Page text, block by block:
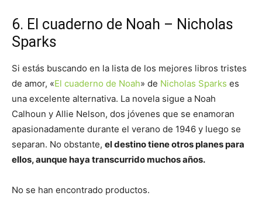
6. El cuaderno de Noah – Nicholas
Sparks
Si estás buscando en la lista de los mejores libros tristes
de amor, «El cuaderno de Noah» de Nicholas Sparks es
una excelente alternativa. La novela sigue a Noah
Calhoun y Allie Nelson, dos jóvenes que se enamoran
apasionadamente durante el verano de 1946 y luego se
separan. No obstante, el destino tiene otros planes para
ellos, aunque haya transcurrido muchos años.
No se han encontrado productos.